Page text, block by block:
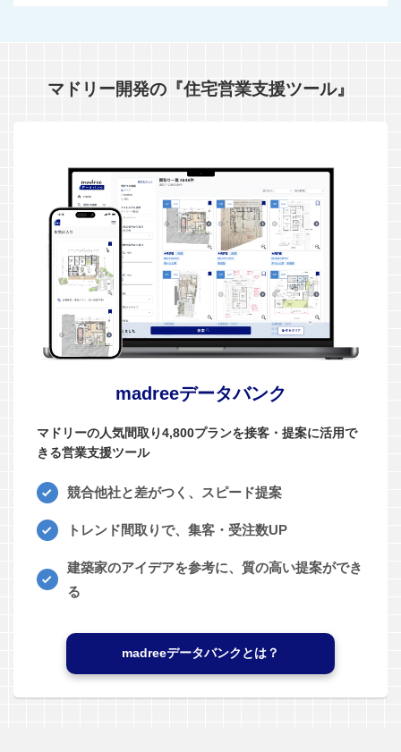
マドリー開発の『住宅営業支援ツール』
madreeデータバンク
マドリーの人気間取り4,800プランを接客・提案に活用で
きる営業支援ツール
競合他社と差がつく、スピード提案
トレンド間取りで、集客・受注数UP
建築家のアイデアを参考に、質の高い提案ができ
る
madreeデータバンクとは？